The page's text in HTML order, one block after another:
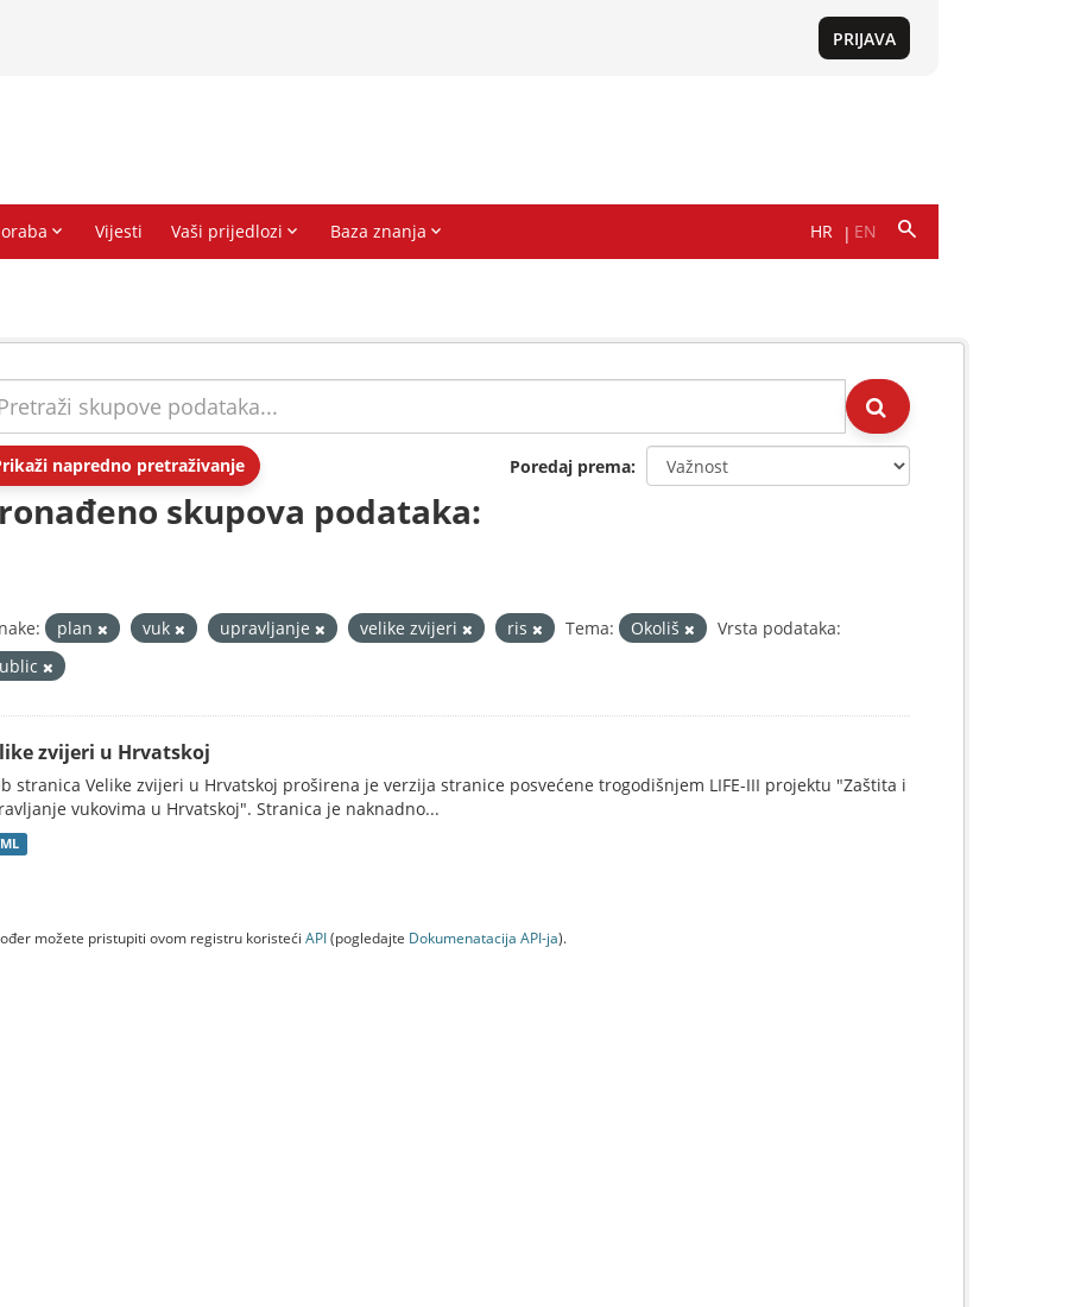
napredno pretraživanje Poredaj prema
skupova podataka:
plan vuk upravljanje velike zvijeri ris Tema: Okoliš
Vrsta podataka:
zvijeri u Hrvatskoj
stranica Velike zvijeri u Hrvatskoj proširena je verzija stranice posvećene trogodišnjem LIFE-III projektu "Zaštita i
vukovima u Hrvatskoj". Stranica je naknadno...
možete pristupiti ovom registru koristeći API(pogledajte Dokumenаtаcijа API-jа).